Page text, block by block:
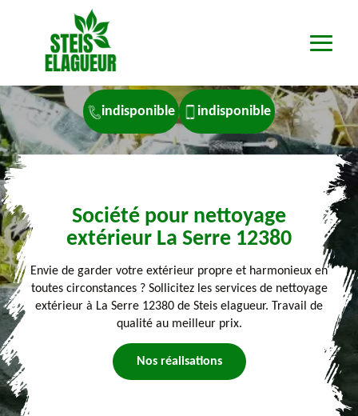
indisponible indisponible
Société pour nettoyage
extérieur La Serre 12380
Envie de garder votre extérieur propre et harmonieux en
toutes circonstances ? Sollicitez les services de nettoyage
extérieur à La Serre 12380 de Steis elagueur. Travail de
qualité au meilleur prix.
Nos réalisations